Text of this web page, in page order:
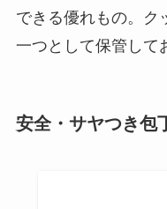
できる優れもの。ク
一つとして保管して
安全・サヤつき包